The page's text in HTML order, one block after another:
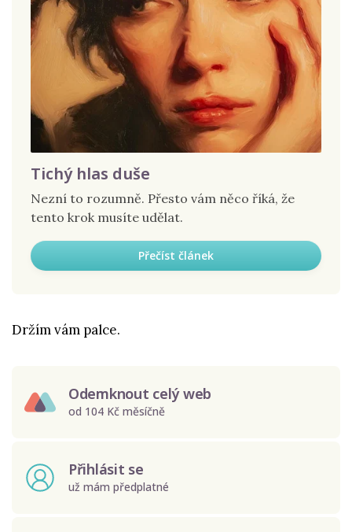
Tichý hlas duše
Nezní to rozumně. Přesto vám něco říká, že
tento krok musíte udělat.
Přečíst článek
Držím vám palce.
Odemknout celý web
od 104 Kč měsíčně
Přihlásit se
už mám předplatné